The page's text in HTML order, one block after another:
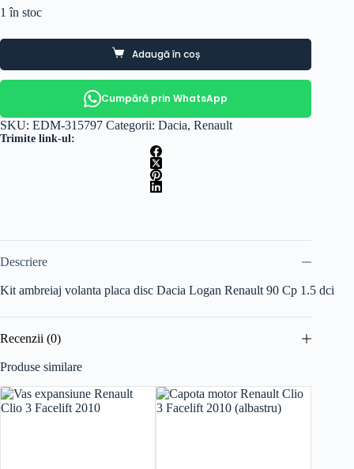
1 în stoc
Adaugă în coș
Cumpără prin WhatsApp
SKU: EDM-315797 Categorii: Dacia, Renault
Trimite link-ul:
Descriere
Kit ambreiaj volanta placa disc Dacia Logan Renault 90 Cp 1.5 dci
Recenzii (0)
Produse similare